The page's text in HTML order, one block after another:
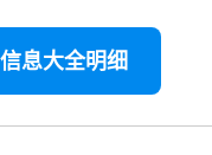
息大全明细